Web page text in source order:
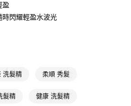
之後才付款」的支付方式。 讓您購物簡單
盈
時閃耀輕盈水波光
洗髮精 柔順 秀髮
髮精 健康 洗髮精